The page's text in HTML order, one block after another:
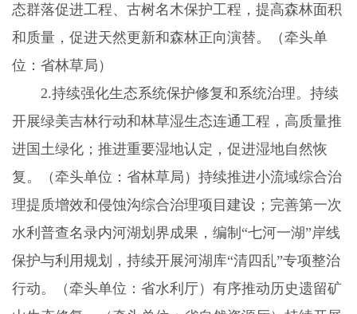
态群落促进工程、古树名木保护工程，提高森林面积
和质量，促进天然更新和森林正向演替。（牵头单
位：省林草局）
2.持续强化生态系统保护修复和系统治理。持续
开展绿美吉林行动和林草湿生态连通工程，高质量推
进国土绿化；推进重要湿地认定，促进湿地自然恢
复。（牵头单位：省林草局）持续推进小流域综合治
理提质增效和侵蚀沟综合治理项目建设；完善第一次
水利普查名录内河湖划界成果，编制“七河一湖”岸线
保护与利用规划，持续开展河湖库“清四乱”专项整治
行动。（牵头单位：省水利厅）有序推动历史遗留矿